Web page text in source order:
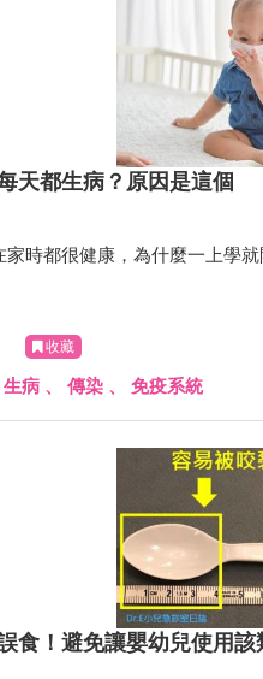
天都生病？原因是這個
時都很健康，為什麼一上學
收藏
生病 、 傳染 、 免疫系統
食！避免讓嬰幼兒使用該